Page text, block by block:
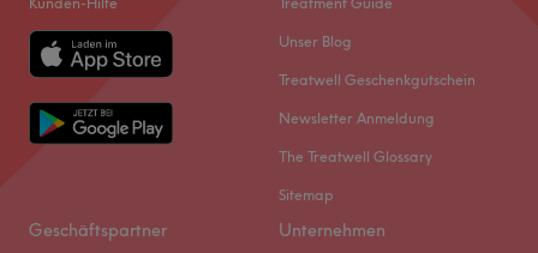
Unser Blog
Treatwell Geschenkgutschein
Newsletter Anmeldung
The Treatwell Glossary
Sitemap
Geschäftspartner Unternehmen